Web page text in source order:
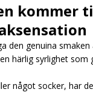
kommer
den genuina
härlig syrlighet
något socker, har